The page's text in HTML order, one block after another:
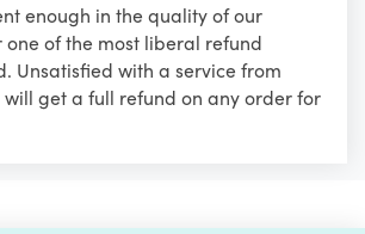
enough in the quality of our
one of the most liberal refund
Unsatisfied with a service from
will get a full refund on any order for